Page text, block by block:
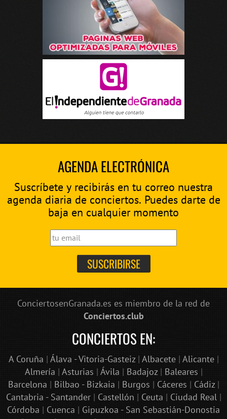
AGENDA ELECTRÓNICA
Suscríbete y recibirás en tu correo nuestra
agenda diaria de conciertos. Puedes darte de
baja en cualquier momento
ConciertosenGranada.es es miembro de la red de
Conciertos.club
CONCIERTOS EN:
A Coruña | Álava - Vitoria-Gasteiz| Albacete| Alicante|
Almería | Asturias | Ávila | Badajoz| Baleares |
Barcelona | Bilbao - Bizkaia | Burgos | Cáceres | Cádiz|
Cantabria - Santander| Castellón | Ceuta | Ciudad Real|
Córdoba | Cuenca | Gipuzkoa - San Sebastián-Donostia